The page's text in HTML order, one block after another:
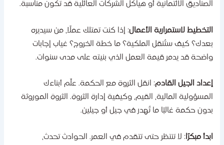
الائتمانية أو هياكل الشركات العائلية قد تكون مناسبة.
لاستمرارية الأعمال: إذا كنت تمتلك عملًا، من سيديره
كيف ستُنقل الملكية؟ ما خطة الخروج؟ غياب إجابات
قد يدمر قيمة العمل الذي بنيته على مدى سنوات.
الجيل القادم: انقل الثروة مع الحكمة. علّم أبناءك
المالية، القيم، وكيفية إدارة الثروة. الثروة الموروثة
حكمة غالبًا ما تُهدر في جيل أو جيلين.
مبكرًا: لا تنتظر حتى تتقدم في العمر. الحوادث تحدث،